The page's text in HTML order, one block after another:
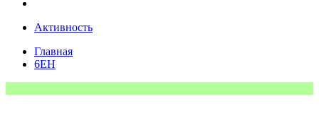
Активность
Главная
6EH